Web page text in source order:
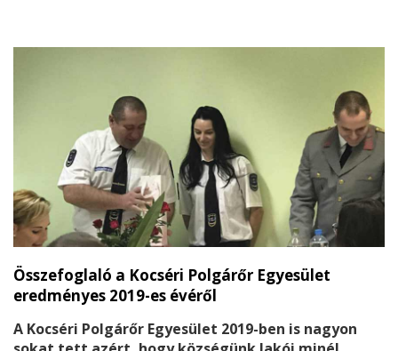
Összefoglaló a Kocséri Polgárőr Egyesület
eredményes 2019-es évéről
A Kocséri Polgárőr Egyesület 2019-ben is nagyon